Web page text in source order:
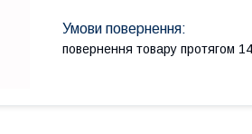
повернення товару протягом